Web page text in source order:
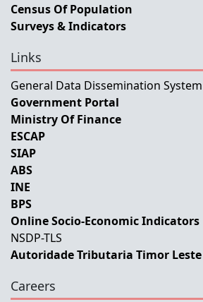
Census Of Population
Surveys & Indicators
Links
General Data Dissemination
Government Portal
Ministry Of Finance
ESCAP
SIAP
ABS
INE
BPS
Online Socio-Economic Indicators
NSDP-TLS
Autoridade Tributaria Timor Leste
Careers